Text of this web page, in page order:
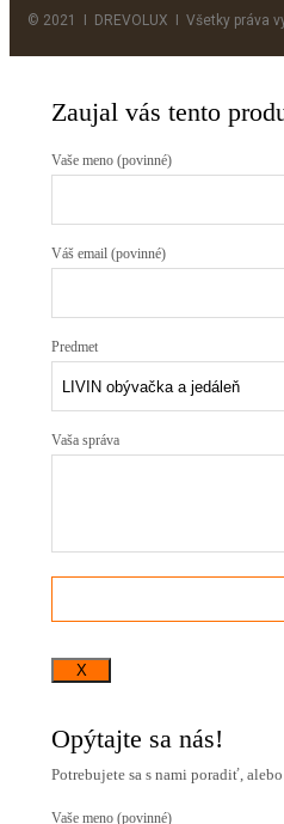
© 2021 I DREVOLUX I Všetky práva
Zaujal vás tento
Vaše meno (povinné)
Váš email (povinné)
Predmet
Vaša správa
X
Opýtajte sa nás!
Potrebujete sa s nami poradiť,
Vaše meno (povinné)